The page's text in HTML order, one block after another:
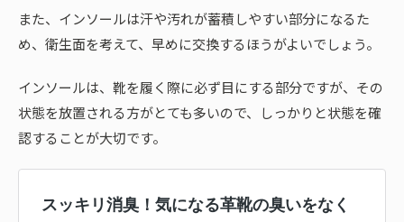
また、インソールは汗や汚れが蓄積しやすい部分になるた
め、衛生面を考えて、早めに交換するほうがよいでしょう。
インソールは、靴を履く際に必ず目にする部分ですが、その
状態を放置される方がとても多いので、しっかりと状態を確
認することが大切です。